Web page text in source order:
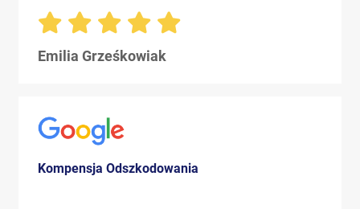
Emilia Grześkowiak
Kompensja Odszkodowania